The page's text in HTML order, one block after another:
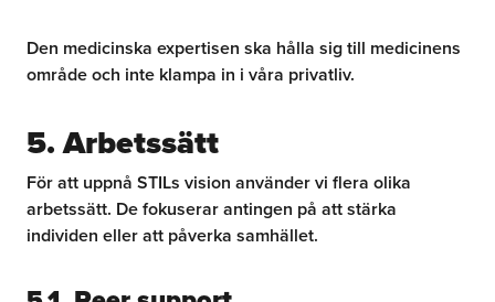
Den medicinska expertisen ska hålla sig till medicinens
område och inte klampa in i våra privatliv.
5. Arbetssätt
För att uppnå STILs vision använder vi flera olika
arbetssätt. De fokuserar antingen på att stärka
individen eller att påverka samhället.